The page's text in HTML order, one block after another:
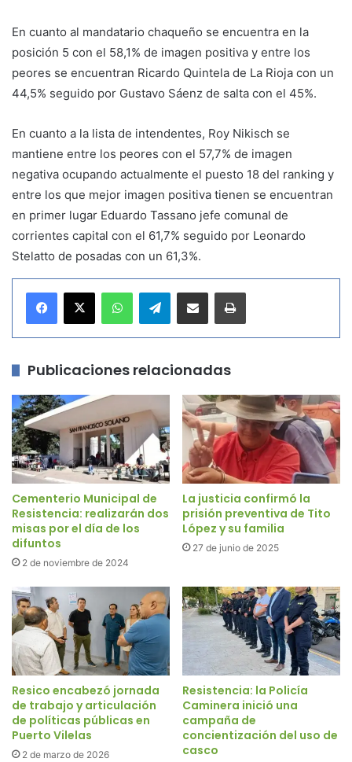
En cuanto al mandatario chaqueño se encuentra en la
posición 5 con el 58,1% de imagen positiva y entre los
peores se encuentran Ricardo Quintela de La Rioja con un
44,5% seguido por Gustavo Sáenz de salta con el 45%.
En cuanto a la lista de intendentes, Roy Nikisch se
mantiene entre los peores con el 57,7% de imagen
negativa ocupando actualmente el puesto 18 del ranking y
entre los que mejor imagen positiva tienen se encuentran
en primer lugar Eduardo Tassano jefe comunal de
corrientes capital con el 61,7% seguido por Leonardo
Stelatto de posadas con un 61,3%.
Telegram
Publicaciones relacionadas
Cementerio Municipal de
Resistencia: realizarán dos
misas por el día de los
difuntos
2 de noviembre de 2024
La justicia confirmó la
prisión preventiva de Tito
López y su familia
27 de junio de 2025
Resico encabezó jornada
de trabajo y articulación
de políticas públicas en
Puerto Vilelas
2 de marzo de 2026
Resistencia: la Policía
Caminera inició una
campaña de
concientización del uso de
casco